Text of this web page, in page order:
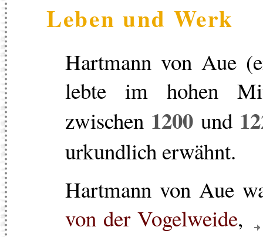
Leben und Werk
Hartmann von Aue
lebte im hohen
zwischen 1200 und
urkundlich erwähnt.
Hartmann von Aue
von der Vogelweide,